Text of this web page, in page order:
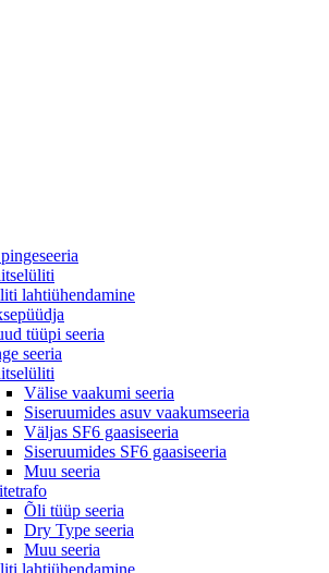
lahtiühendamine
tüüpi seeria
seeria
Välise vaakumi seeria
Siseruumides asuv vaakumseeria
Väljas SF6 gaasiseeria
Siseruumides SF6 gaasiseeria
Muu seeria
Õli tüüp seeria
Dry Type seeria
Muu seeria
lahtiühendamine